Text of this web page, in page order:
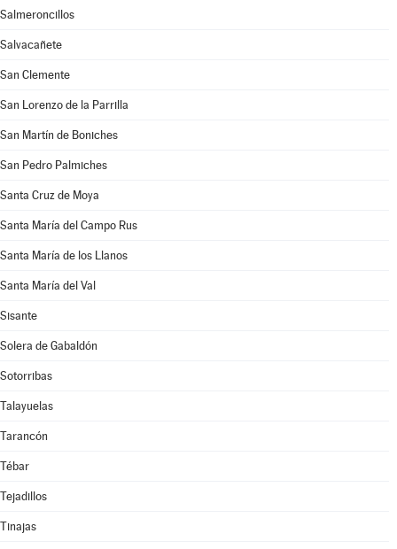
Salmeroncillos
Salvacañete
San Clemente
San Lorenzo de la Parrilla
San Martín de Boniches
San Pedro Palmiches
Santa Cruz de Moya
Santa María del Campo Rus
Santa María de los Llanos
Santa María del Val
Sisante
Solera de Gabaldón
Sotorribas
Talayuelas
Tarancón
Tébar
Tejadillos
Tinajas